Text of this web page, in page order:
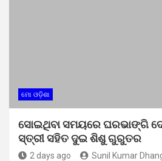
ମୋ ଓଡ଼ିଶା
ସୋଇଥିବା ସମୟରେ ଘରଭାଙ୍ଗି
ସ୍ତ୍ରୀ ସହିତ ଦୁଇ ଶିଶୁ ଗୁରୁତର
2 days ago Sunil Kumar